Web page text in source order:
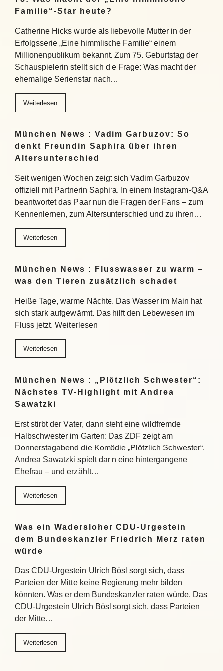
Familie“-Star heute?
Catherine Hicks wurde als liebevolle Mutter in der
Erfolgsserie „Eine himmlische Familie“ einem
Millionenpublikum bekannt. Zum 75. Geburtstag der
Schauspielerin stellt sich die Frage: Was macht der
ehemalige Serienstar nach…
Weiterlesen
München News : Vadim Garbuzov: So
denkt Freundin Saphira über ihren
Altersunterschied
Seit wenigen Wochen zeigt sich Vadim Garbuzov
offiziell mit Partnerin Saphira. In einem Instagram-Q&A
beantwortet das Paar nun die Fragen der Fans – zum
Kennenlernen, zum Altersunterschied und zu ihren…
Weiterlesen
München News : Flusswasser zu warm –
was den Tieren zusätzlich schadet
Heiße Tage, warme Nächte. Das Wasser im Main hat
sich stark aufgewärmt. Das hilft den Lebewesen im
Fluss jetzt. Weiterlesen
Weiterlesen
München News : „Plötzlich Schwester“:
Nächstes TV-Highlight mit Andrea
Sawatzki
Erst stirbt der Vater, dann steht eine wildfremde
Halbschwester im Garten: Das ZDF zeigt am
Donnerstagabend die Komödie „Plötzlich Schwester“.
Andrea Sawatzki spielt darin eine hintergangene
Ehefrau – und erzählt…
Weiterlesen
Was ein Wadersloher CDU-Urgestein
dem Bundeskanzler Friedrich Merz raten
würde
Das CDU-Urgestein Ulrich Bösl sorgt sich, dass
Parteien der Mitte keine Regierung mehr bilden
könnten. Was er dem Bundeskanzler raten würde. Das
CDU-Urgestein Ulrich Bösl sorgt sich, dass Parteien
der Mitte…
Weiterlesen